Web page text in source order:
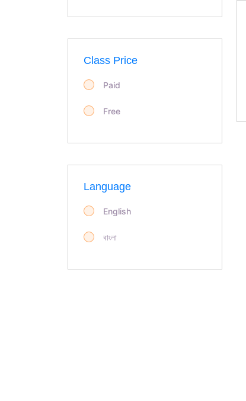
Development
Design
LANGUAGE
Class Price
Paid
Free
Language
English
বাংলা